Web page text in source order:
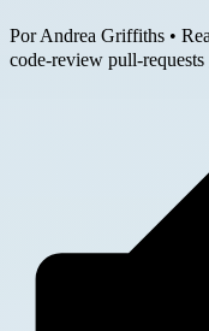
Por Andrea Griffiths •
code-review pull-requests